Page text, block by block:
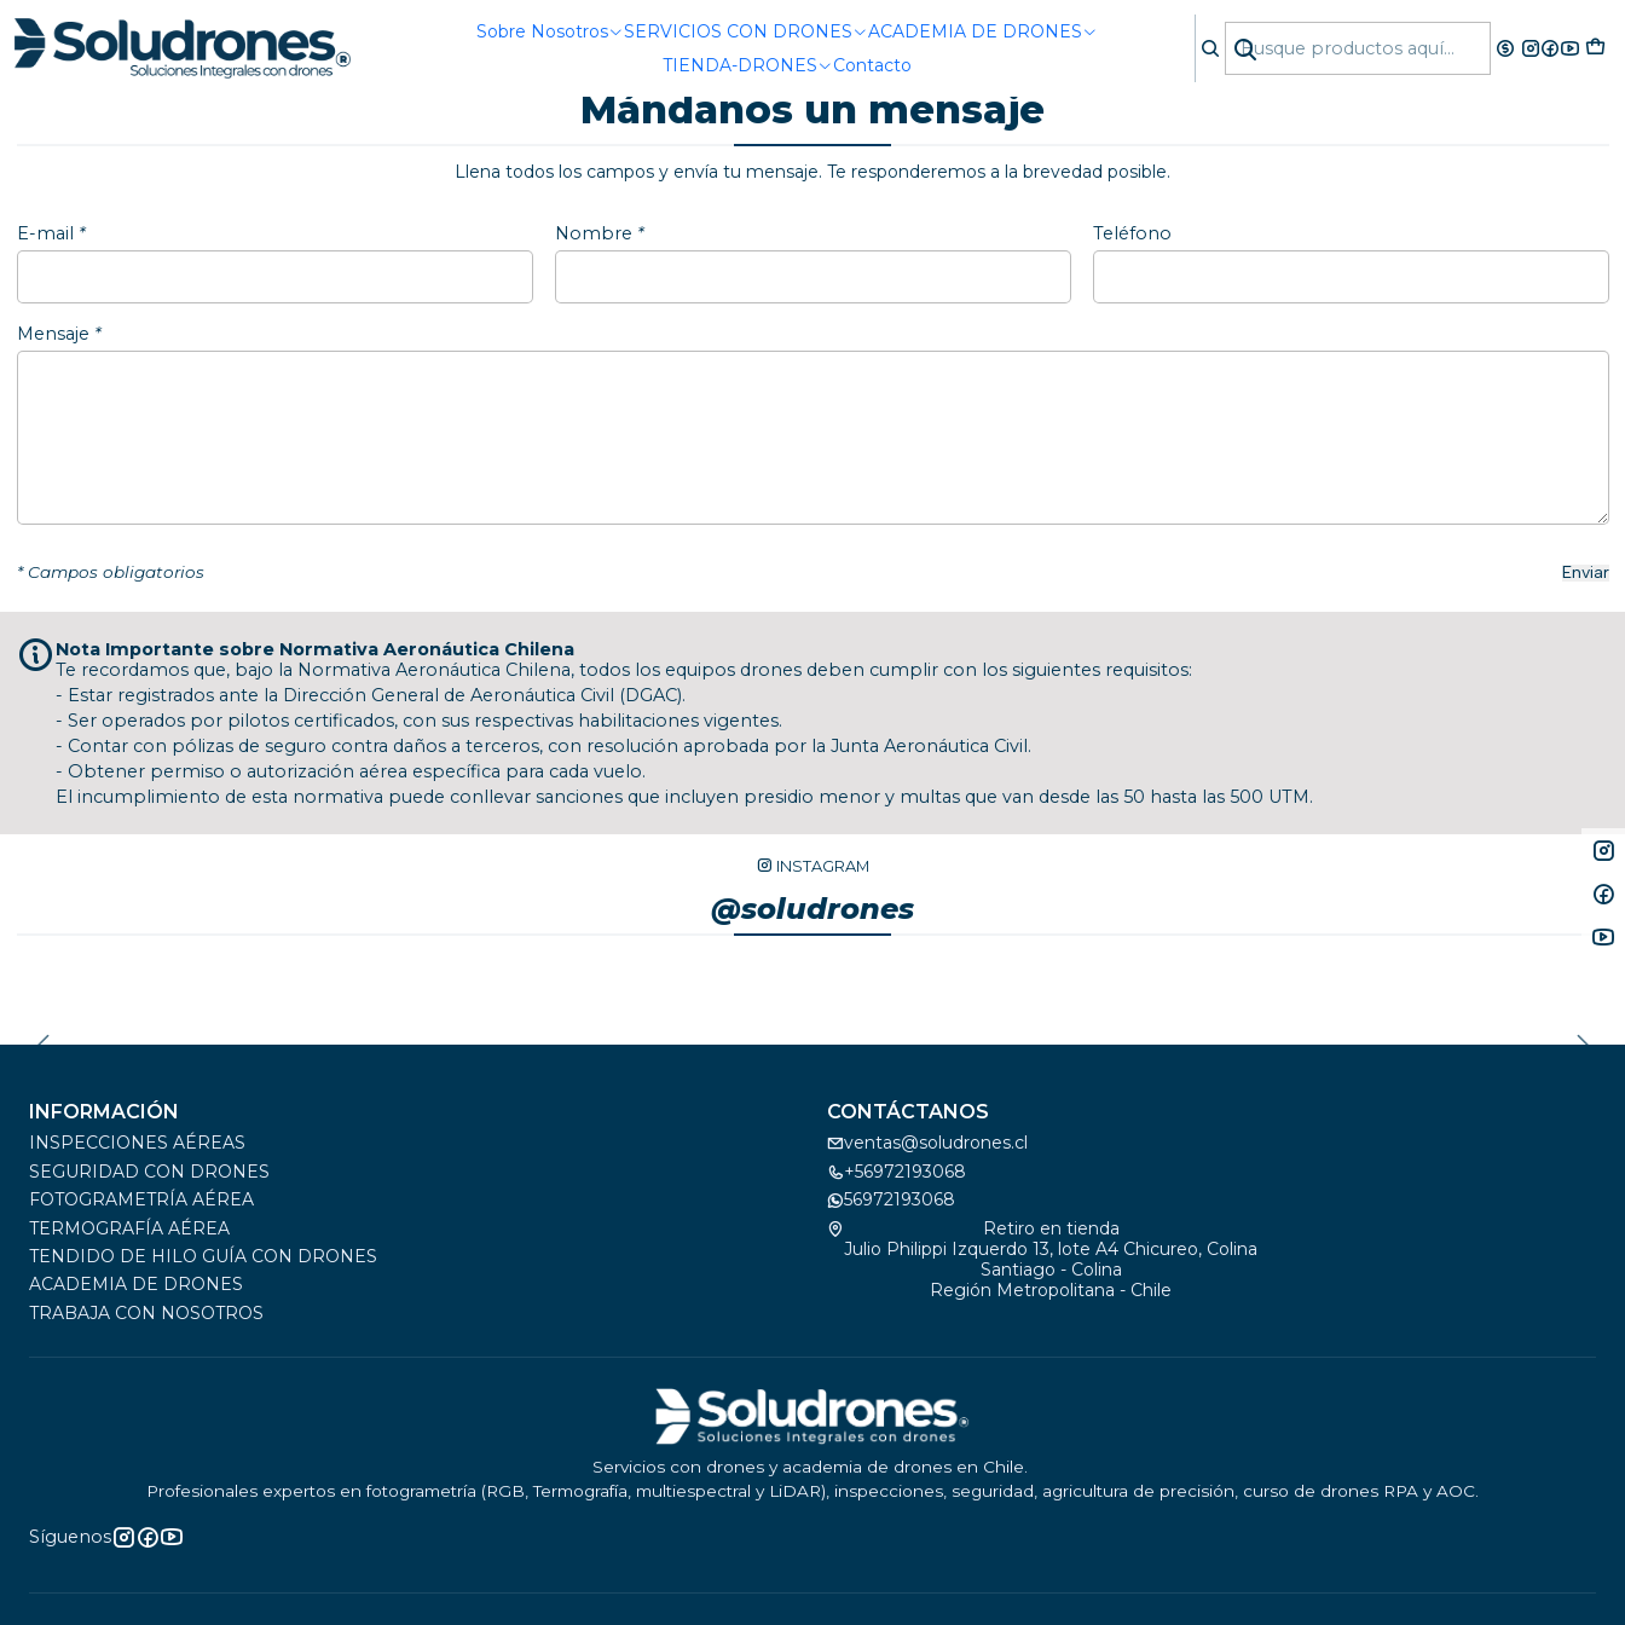
Sobre Nosotros SERVICIOS CON DRONES
ACADEMIA DE DRONES
TIENDA-DRONES
Contacto
Inicio Contacto
Mándanos un mensaje
Llena todos los campos y envía tu mensaje. Te responderemos a la brevedad posible.
E-mail * Nombre * Teléfono
Mensaje *
* Campos obligatorios
Nota Importante sobre Normativa Aeronáutica Chilena
Te recordamos que, bajo la Normativa Aeronáutica Chilena, todos los equipos drones deben cumplir con los siguientes requisitos:
- Estar registrados ante la Dirección General de Aeronáutica Civil (DGAC).
- Ser operados por pilotos certificados, con sus respectivas habilitaciones vigentes.
- Contar con pólizas de seguro contra daños a terceros, con resolución aprobada por la Junta Aeronáutica Civil.
- Obtener permiso o autorización aérea específica para cada vuelo.
El incumplimiento de esta normativa puede conllevar sanciones que incluyen presidio menor y multas que van desde las 50 hasta las 500 UTM.
INSTAGRAM
@soludrones
INFORMACIÓN
INSPECCIONES AÉREAS
SEGURIDAD CON DRONES
FOTOGRAMETRÍA AÉREA
TERMOGRAFÍA AÉREA
TENDIDO DE HILO GUÍA CON DRONES
ACADEMIA DE DRONES
TRABAJA CON NOSOTROS
CONTÁCTANOS
ventas@soludrones.cl
+56972193068
56972193068
Retiro en tienda
Julio Philippi Izquerdo 13, lote A4 Chicureo, Colina
Santiago - Colina
Región Metropolitana - Chile
Servicios con drones y academia de drones en Chile.
Profesionales expertos en fotogrametría (RGB, Termografía, multiespectral y LiDAR), inspecciones, seguridad, agricultura de precisión, curso de drones RPA y AOC.
Síguenos